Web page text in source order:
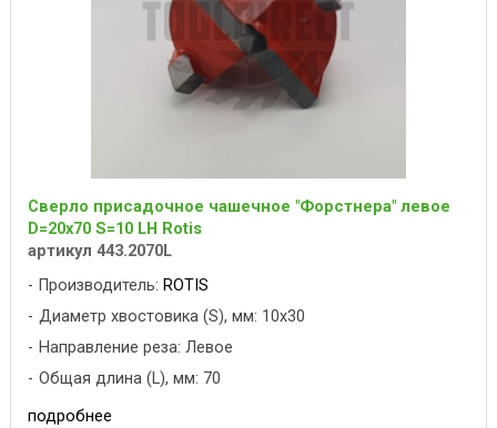
Сверло присадочное чашечное "Форстнера" левое
D=20x70 S=10 LH Rotis
артикул 443.2070L
Производитель: ROTIS
Диаметр хвостовика (S), мм: 10x30
Направление реза: Левое
Общая длина (L), мм: 70
подробнее